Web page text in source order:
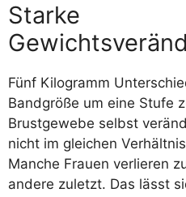
Starke
Fünf Kilogramm
Bandgröße um eine Stufe
Brustgewebe selbst
nicht im gleichen
Manche Frauen verlieren
andere zuletzt. Das lässt